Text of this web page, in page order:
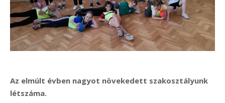
Az elmúlt évben nagyot növekedett szakosztályunk
létszáma.